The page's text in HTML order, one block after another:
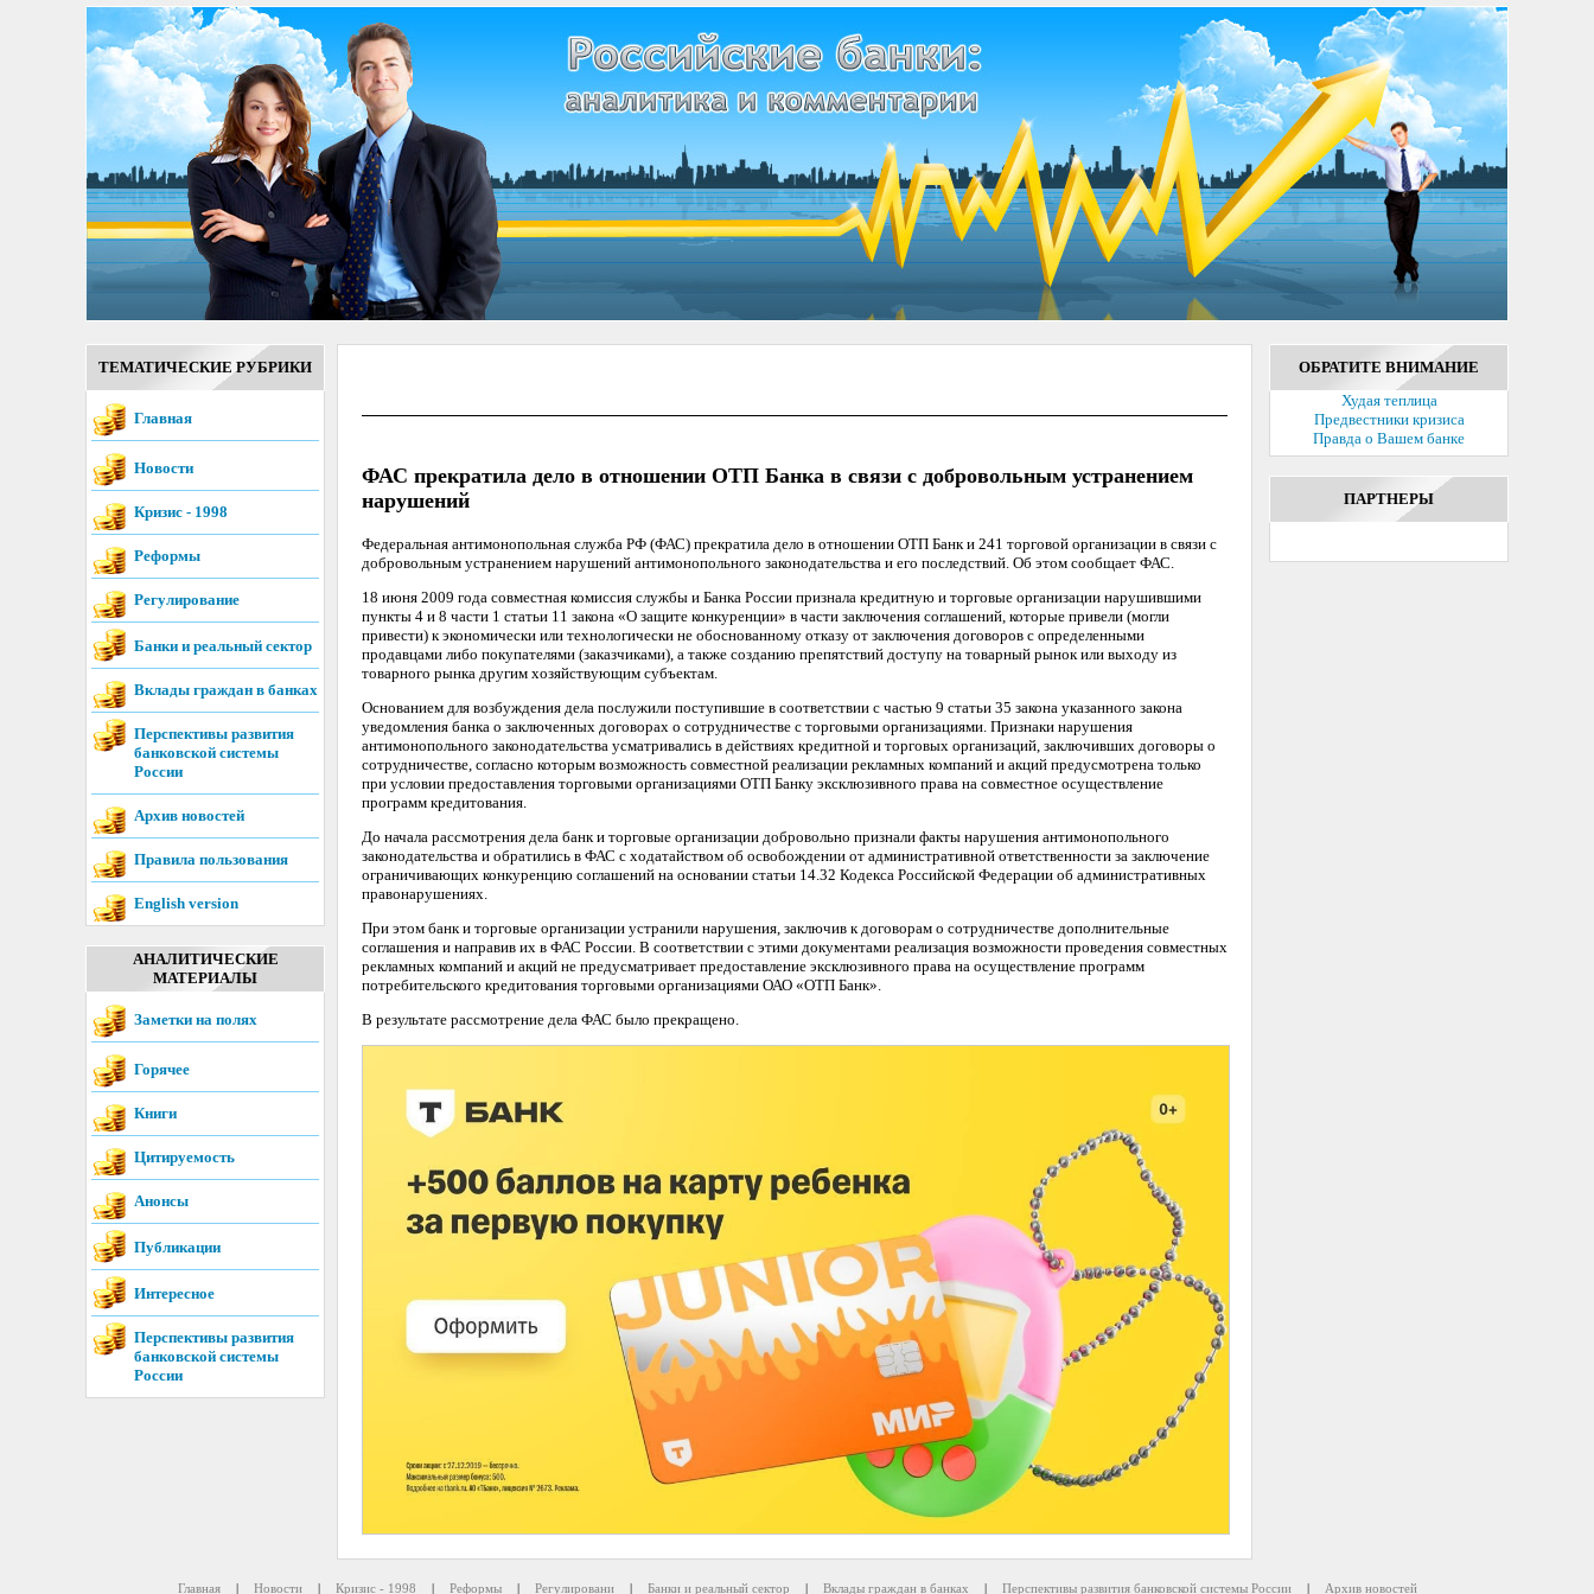
ТЕМАТИЧЕСКИЕ РУБРИКИ
Главная
Новости
Кризис - 1998
Реформы
Регулирование
Банки и реальный сектор
Вклады граждан в банках
Перспективы развития
банковской системы
России
Архив новостей
Правила пользования
English version
АНАЛИТИЧЕСКИЕ
МАТЕРИАЛЫ
Заметки на полях
Горячее
Книги
Цитируемость
Анонсы
Публикации
Интересное
Перспективы развития
банковской системы
России
ФАС прекратила дело в отношении ОТП Банка в связи с добровольным устранением
нарушений
Федеральная антимонопольная служба РФ (ФАС) прекратила дело в отношении ОТП Банк и 241 торговой организации в связи с
добровольным устранением нарушений антимонопольного законодательства и его последствий. Об этом сообщает ФАС.
18 июня 2009 года совместная комиссия службы и Банка России признала кредитную и торговые организации нарушившими
пункты 4 и 8 части 1 статьи 11 закона «О защите конкуренции» в части заключения соглашений, которые привели (могли
привести) к экономически или технологически не обоснованному отказу от заключения договоров с определенными
продавцами либо покупателями (заказчиками), а также созданию препятствий доступу на товарный рынок или выходу из
товарного рынка другим хозяйствующим субъектам.
Основанием для возбуждения дела послужили поступившие в соответствии с частью 9 статьи 35 закона указанного закона
уведомления банка о заключенных договорах о сотрудничестве с торговыми организациями. Признаки нарушения
антимонопольного законодательства усматривались в действиях кредитной и торговых организаций, заключивших договоры о
сотрудничестве, согласно которым возможность совместной реализации рекламных компаний и акций предусмотрена только
при условии предоставления торговыми организациями ОТП Банку эксклюзивного права на совместное осуществление
программ кредитования.
До начала рассмотрения дела банк и торговые организации добровольно признали факты нарушения антимонопольного
законодательства и обратились в ФАС с ходатайством об освобождении от административной ответственности за заключение
ограничивающих конкуренцию соглашений на основании статьи 14.32 Кодекса Российской Федерации об административных
правонарушениях.
При этом банк и торговые организации устранили нарушения, заключив к договорам о сотрудничестве дополнительные
соглашения и направив их в ФАС России. В соответствии с этими документами реализация возможности проведения совместных
рекламных компаний и акций не предусматривает предоставление эксклюзивного права на осуществление программ
потребительского кредитования торговыми организациями ОАО «ОТП Банк».
В результате рассмотрение дела ФАС было прекращено.
ОБРАТИТЕ ВНИМАНИЕ
Худая теплица
Предвестники кризиса
Правда о Вашем банке
ПАРТНЕРЫ
Главная | Новости | Кризис - 1998 | Реформы | Регулировани | Банки и реальный сектор | Вклады граждан в банках | Перспективы развития банковской системы России | Архив новостей